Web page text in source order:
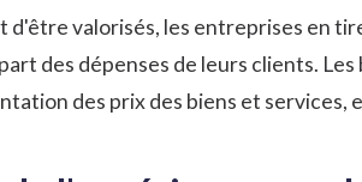
valorisés, les entreprises en
des dépenses de leurs clients.
des prix des biens et